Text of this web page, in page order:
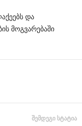
და
მოგვარებაში
შემდეგი სტატია